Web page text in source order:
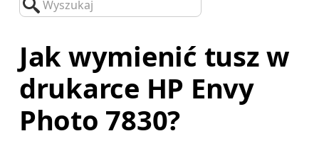
Jak wymienić tusz w
drukarce HP Envy
Photo 7830?